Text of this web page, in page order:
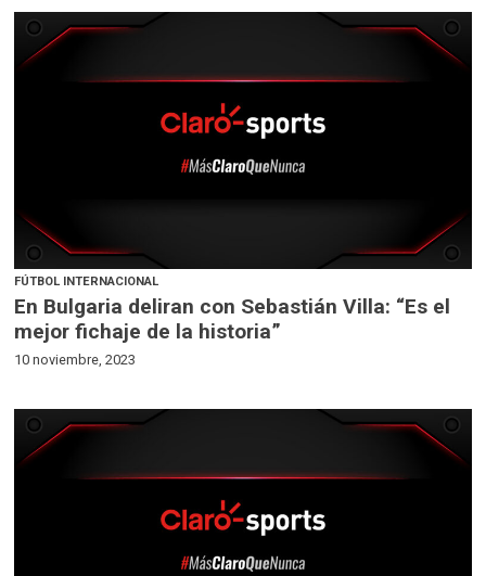
FÚTBOL INTERNACIONAL
En Bulgaria deliran con Sebastián Villa: “Es el
mejor fichaje de la historia”
10 noviembre, 2023